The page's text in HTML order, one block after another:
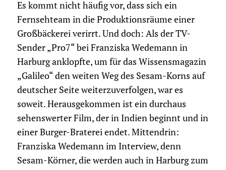
Es kommt nicht häufig vor, dass sich ein
Fernsehteam in die Produktionsräume einer
Großbäckerei verirrt. Und doch: Als der TV-
Sender „Pro7“ bei Franziska Wedemann in
Harburg anklopfte, um für das Wissensmagazin
„Galileo“ den weiten Weg des Sesam-Korns auf
deutscher Seite weiterzuverfolgen, war es
soweit. Herausgekommen ist ein durchaus
sehenswerter Film, der in Indien beginnt und in
einer Burger-Braterei endet. Mittendrin:
Franziska Wedemann im Interview, denn
Sesam-Körner, die werden auch in Harburg zum